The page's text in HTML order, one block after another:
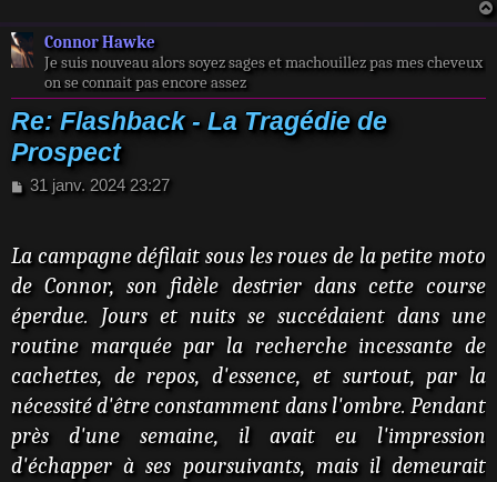
Connor Hawke
Je suis nouveau alors soyez sages et machouillez pas mes cheveux
on se connait pas encore assez
Re: Flashback - La Tragédie de
Prospect
M
a
g
31 janv. 2024 23:27
La campagne défilait sous les roues de la petite moto
de Connor, son fidèle destrier dans cette course
éperdue. Jours et nuits se succédaient dans une
routine marquée par la recherche incessante de
cachettes, de repos, d'essence, et surtout, par la
nécessité d'être constamment dans l'ombre. Pendant
près d'une semaine, il avait eu l'impression
d'échapper à ses poursuivants, mais il demeurait